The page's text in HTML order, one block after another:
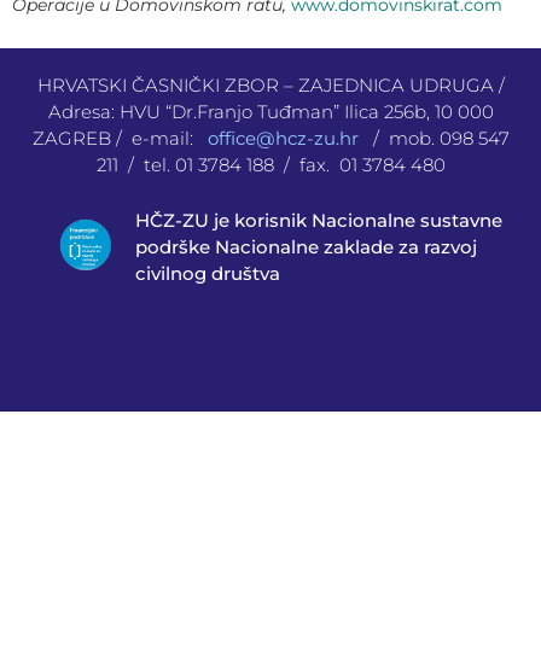
Operacije u Domovinskom ratu, www.domovinskirat.com
HRVATSKI ČASNIČKI ZBOR – ZAJEDNICA UDRUGA /
Adresa: HVU “Dr.Franjo Tuđman” Ilica 256b, 10 000
ZAGREB / e-mail: office@hcz-zu.hr
/ mob. 098 547
211 / tel. 01 3784 188 / fax. 01 3784 480
HČZ-ZU je korisnik Nacionalne sustavne
podrške Nacionalne zaklade za razvoj
civilnog društva